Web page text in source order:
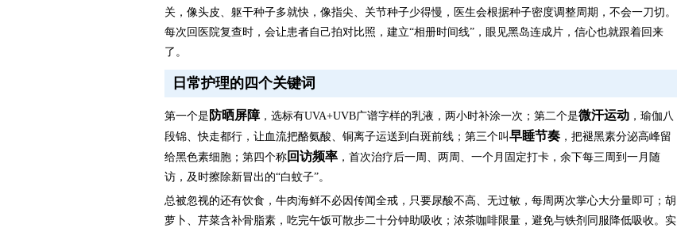
关，像头皮、躯干种子多就快，像指尖、关节种子少得慢，医生会根据种子密度调整周期，不会一刀切。
每次回医院复查时，会让患者自己拍对比照，建立“相册时间线”，眼见黑岛连成片，信心也就跟着回来
了。
日常护理的四个关键词
第一个是 防晒屏障，选标有UVA+UVB广谱字样的乳液，两小时补涂一次；第二个是微汗运动 ，瑜伽八
段锦、快走都行，让血流把酪氨酸、铜离子运送到白斑前线；第三个叫 早睡节奏 ，把褪黑素分泌高峰留
给黑色素细胞；第四个称 回访频率 ，首次治疗后一周、两周、一个月固定打卡，余下每三周到一月随
访，及时擦除新冒出的“白蚊子”。
总被忽视的还有饮食，牛肉海鲜不必因传闻全戒，只要尿酸不高、无过敏，每周两次掌心大分量即可；胡
萝卜、芹菜含补骨脂素，吃完午饭可散步二十分钟助吸收；浓茶咖啡限量，避免与铁剂同服降低吸收。实